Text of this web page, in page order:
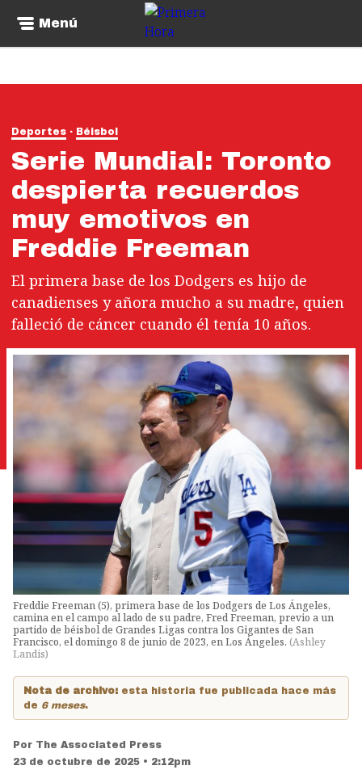
Menú
Deportes Béisbol
Serie Mundial: Toronto
despierta recuerdos
muy emotivos en
Freddie Freeman
El primera base de los Dodgers es hijo de
canadienses y añora mucho a su madre, quien
falleció de cáncer cuando él tenía 10 años.
Freddie Freeman (5), primera base de los Dodgers de Los Ángeles,
camina en el campo al lado de su padre, Fred Freeman, previo a un
partido de béisbol de Grandes Ligas contra los Gigantes de San
Francisco, el domingo 8 de junio de 2023, en Los Ángeles. (Ashley
Landis)
Nota de archivo: esta historia fue publicada hace más
de 6 meses.
Por The Associated Press
23 de octubre de 2025 • 2:12pm